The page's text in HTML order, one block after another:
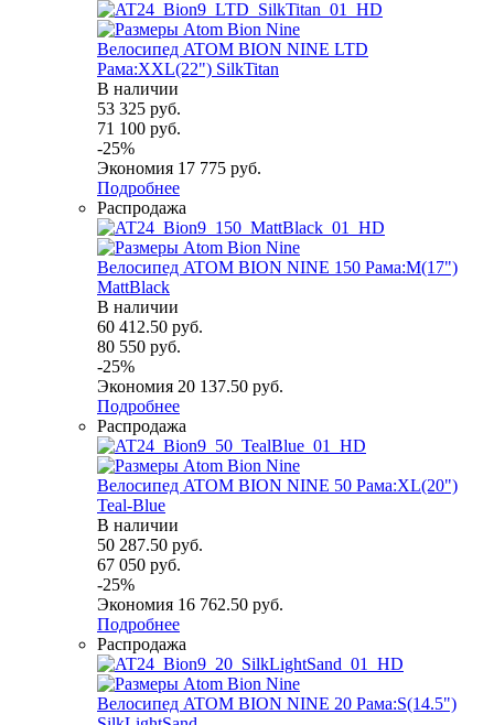
Велосипед ATOM BION NINE LTD
Рама:XXL(22") SilkTitan
В наличии
53 325 руб.
71 100 руб.
-25%
Экономия 17 775 руб.
Подробнее
Распродажа
Велосипед ATOM BION NINE 150 Рама:M(17")
MattBlack
В наличии
60 412.50 руб.
80 550 руб.
-25%
Экономия 20 137.50 руб.
Подробнее
Распродажа
Велосипед ATOM BION NINE 50 Рама:XL(20")
Teal-Blue
В наличии
50 287.50 руб.
67 050 руб.
-25%
Экономия 16 762.50 руб.
Подробнее
Распродажа
Велосипед ATOM BION NINE 20 Рама:S(14.5")